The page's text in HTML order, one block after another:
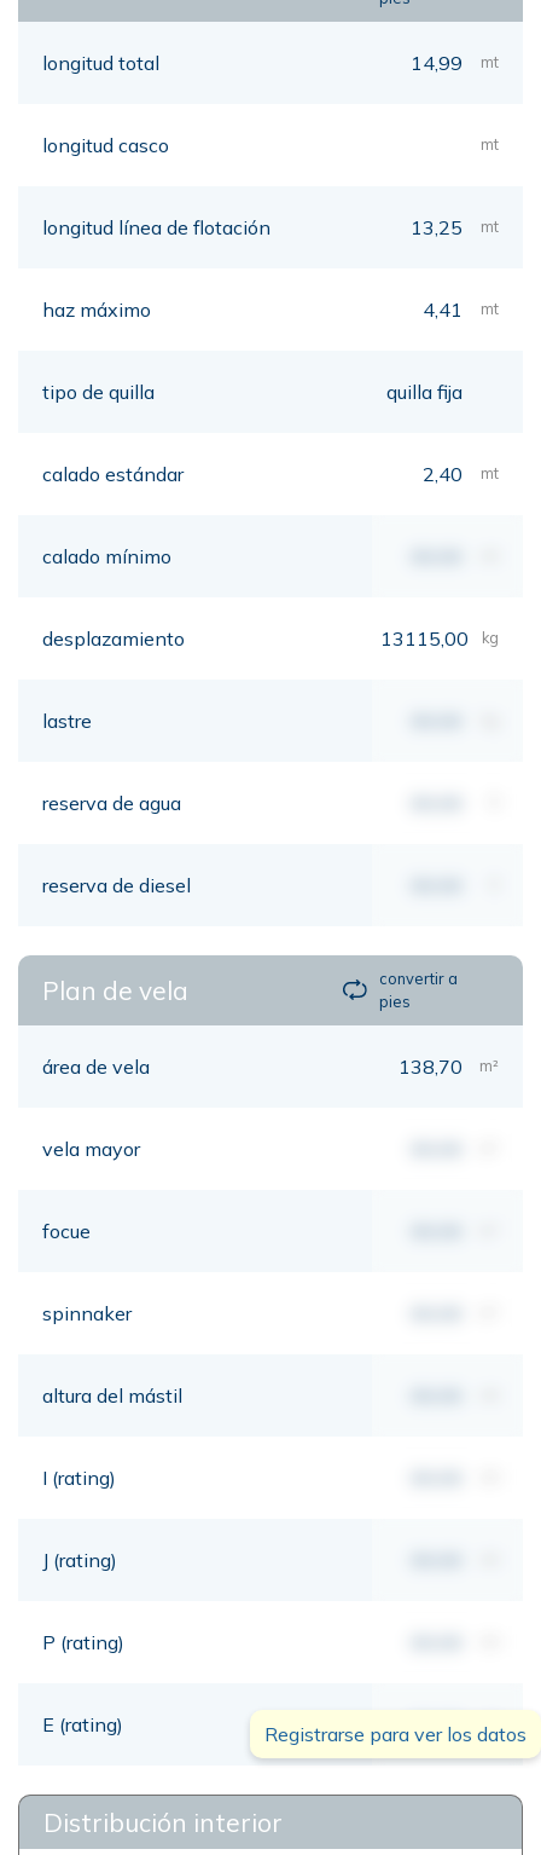
longitud total 14,99 mt
longitud casco mt
longitud línea de flotación 13,25 mt
haz máximo 4,41 mt
tipo de quilla quilla fija
calado estándar 2,40 mt
calado mínimo
desplazamiento 13115,00 kg
lastre
reserva de agua
reserva de diesel
Plan de vela
convertir a
pies
área de vela 138,70 m²
vela mayor
focue
spinnaker
altura del mástil
I (rating)
J (rating)
P (rating)
E (rating) 00,00 mt
Registrarse para ver los datos
Distribución interior